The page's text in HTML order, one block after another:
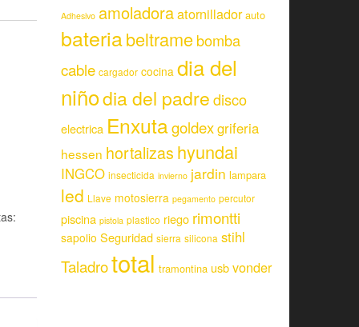
Adhesivo amoladoraatornillador auto
bateriabeltramebomba
cable cargador cocina dia del
niñodia del padredisco
electrica Enxutagoldexgriferia
hessen hortalizas hyundai
INGCO insecticida invierno jardin lampara
led Llave motosierra pegamento percutor
piscina pistola plastico riego rimontti
sapolio Seguridad sierra silicona stihl
Taladrototal tramontina usbvonder